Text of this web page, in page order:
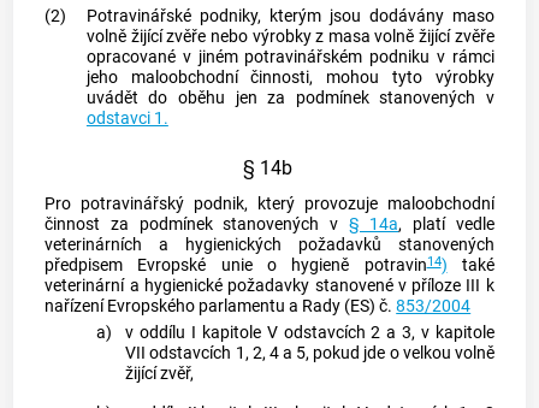
(2)
Potravinářské podniky, kterým jsou dodávány maso
volně žijící zvěře nebo výrobky z masa volně žijící zvěře
opracované v jiném potravinářském podniku v rámci
jeho maloobchodní činnosti, mohou tyto výrobky
uvádět do oběhu jen za podmínek stanovených v
odstavci 1.
§ 14b
Pro potravinářský podnik, který provozuje maloobchodní
činnost za podmínek stanovených v § 14a, platí vedle
veterinárních a hygienických požadavků stanovených
předpisem Evropské unie o hygieně potravin14) také
veterinární a hygienické požadavky stanovené v příloze III k
nařízení Evropského parlamentu a Rady (ES) č.853/2004
a)
v oddílu I kapitole V odstavcích 2 a 3, v kapitole
VII odstavcích 1, 2, 4 a 5, pokud jde o velkou volně
žijící zvěř,